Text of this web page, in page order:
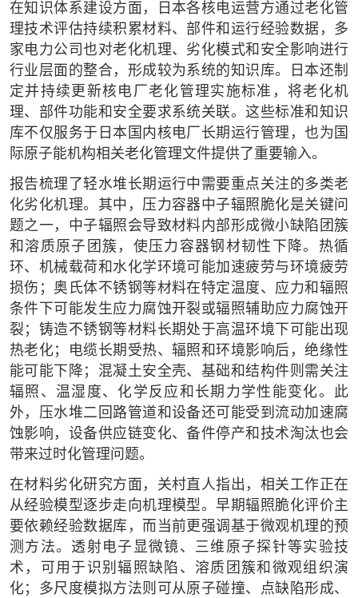
在知识体系建设方面，日本各核电运营方通过老化管
理技术评估持续积累材料、部件和运行经验数据，多
家电力公司也对老化机理、劣化模式和安全影响进行
行业层面的整合，形成较为系统的知识库。日本还制
定并持续更新核电厂老化管理实施标准，将老化机
理、部件功能和安全要求系统关联。这些标准和知识
库不仅服务于日本国内核电厂长期运行管理，也为国
际原子能机构相关老化管理文件提供了重要输入。
报告梳理了轻水堆长期运行中需要重点关注的多类老
化劣化机理。其中，压力容器中子辐照脆化是关键问
题之一，中子辐照会导致材料内部形成微小缺陷团簇
和溶质原子团簇，使压力容器钢材韧性下降。热循
环、机械载荷和水化学环境可能加速疲劳与环境疲劳
损伤；奥氏体不锈钢等材料在特定温度、应力和辐照
条件下可能发生应力腐蚀开裂或辐照辅助应力腐蚀开
裂；铸造不锈钢等材料长期处于高温环境下可能出现
热老化；电缆长期受热、辐照和环境影响后，绝缘性
能可能下降；混凝土安全壳、基础和结构件则需关注
辐照、温湿度、化学反应和长期力学性能变化。此
外，压水堆二回路管道和设备还可能受到流动加速腐
蚀影响，设备供应链变化、备件停产和技术淘汰也会
带来过时化管理问题。
在材料劣化研究方面，关村直人指出，相关工作正在
从经验模型逐步走向机理模型。早期辐照脆化评价主
要依赖经验数据库，而当前更强调基于微观机理的预
测方法。透射电子显微镜、三维原子探针等实验技
术，可用于识别辐照缺陷、溶质团簇和微观组织演
化；多尺度模拟方法则可从原子碰撞、点缺陷形成、